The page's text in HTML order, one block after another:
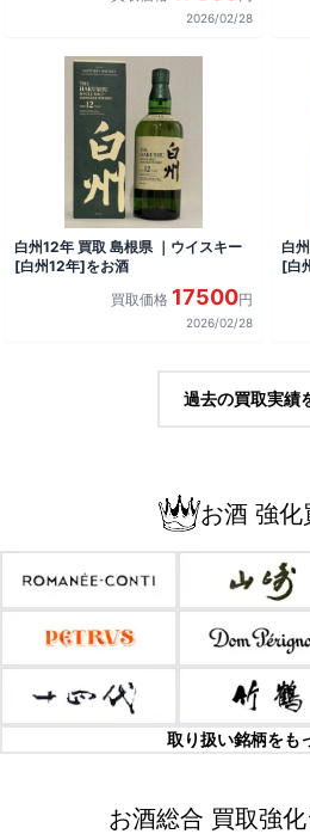
2026/02/28
白州12年 買取 島根県 ｜ウイスキー
[白州12年]をお酒
買取価格 17500円
2026/02/28
白
[白
過去の買取実績
お酒 強化
取り扱い銘柄をも
お酒総合 買取強